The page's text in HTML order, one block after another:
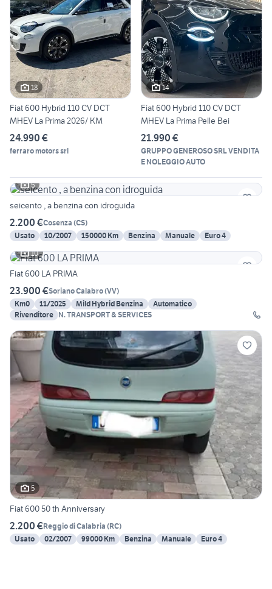
18
Fiat 600 Hybrid 110 CV DCT
MHEV La Prima 2026/ KM
24.990 €
ferraro motors srl
14
Fiat 600 Hybrid 110 CV DCT
MHEV La Prima Pelle Bei
21.990 €
GRUPPO GENEROSO SRL VENDITA
E NOLEGGIO AUTO
6
seicento , a benzina con idroguida
2.200 €Cosenza (CS)
Usato
10/2007 150000 Km Benzina Manuale
Euro 4
10
Fiat 600 LA PRIMA
23.900 €Soriano Calabro(VV)
Km0
11/2025 Mild Hybrid Benzina
Automatico
Rivenditore N. TRANSPORT & SERVICES
5
Fiat 600 50 th Anniversary
2.200 €Reggio di Calabria (RC)
Usato
02/2007 99000 Km Benzina Manuale Euro 4